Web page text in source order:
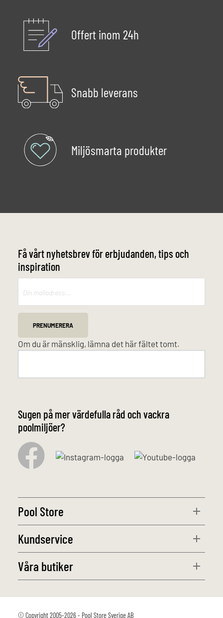
Offert inom 24h
Snabb leverans
Miljösmarta produkter
Få vårt nyhetsbrev för erbjudanden, tips och
inspiration
PRENUMERERA
Om du är mänsklig, lämna det här fältet tomt.
Sugen på mer värdefulla råd och vackra
poolmiljöer?
Pool Store
Kundservice
Våra butiker
© Copyright 2005-2026 - Pool Store Sverige AB